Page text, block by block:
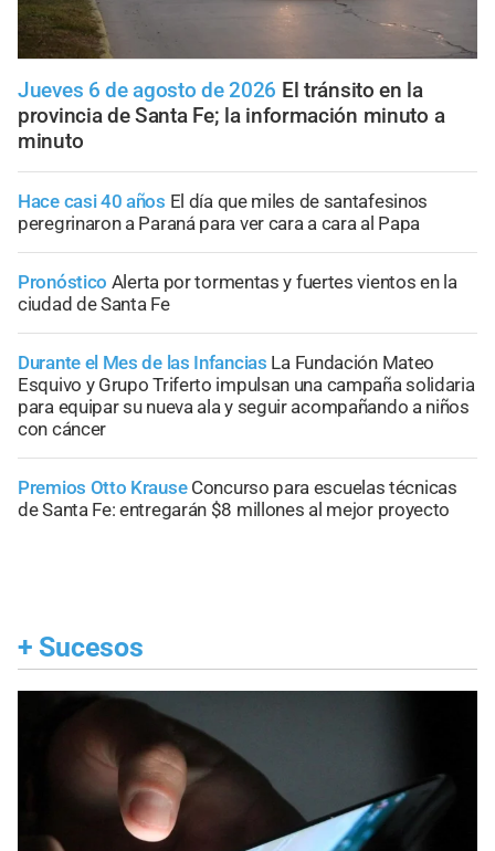
Jueves 6 de agosto de 2026 El tránsito en la
provincia de Santa Fe; la información minuto a
minuto
Hace casi 40 años El día que miles de santafesinos
peregrinaron a Paraná para ver cara a cara al Papa
Pronóstico Alerta por tormentas y fuertes vientos en la
ciudad de Santa Fe
Durante el Mes de las Infancias La Fundación Mateo
Esquivo y Grupo Triferto impulsan una campaña solidaria
para equipar su nueva ala y seguir acompañando a niños
con cáncer
Premios Otto Krause Concurso para escuelas técnicas
de Santa Fe: entregarán $8 millones al mejor proyecto
+ Sucesos